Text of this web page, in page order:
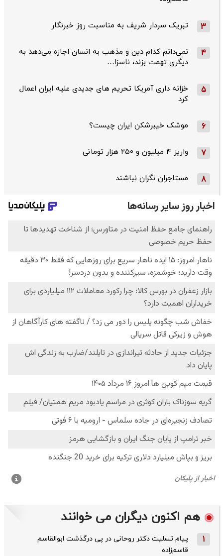
3 تبریک سردار شریف به مناسبت روز خبرنگار
4
نمی‌دانم کدام دین و مذهب به انسان اجازه می‌دهد به
دیگری تهمت بزند، ناسزا…
5
خزانه داری آمریکا تحریم های جدیدی علیه ایران اعمال
کرد
6 موشک خیبرشکن ایران چیست؟
7 واریز ۴ میلیون و ۲۵۰ هزار تومانی
8 مستاجران نگران نباشند
هم اکنون دیگران می خوانند
1
پیام تسلیت دکتر روحانی در پی درگذشت ابوالقاسم
قاسم‌زاده